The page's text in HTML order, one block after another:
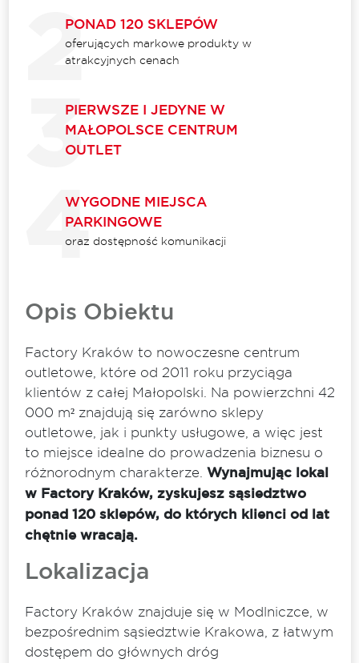
PONAD 120 SKLEPÓW
oferujących markowe produkty w
atrakcyjnych cenach
PIERWSZE I JEDYNE W
MAŁOPOLSCE CENTRUM
OUTLET
WYGODNE MIEJSCA
PARKINGOWE
oraz dostępność komunikacji
Opis Obiektu
Factory Kraków to nowoczesne centrum
outletowe, które od 2011 roku przyciąga
klientów z całej Małopolski. Na powierzchni 42
000 m² znajdują się zarówno sklepy
outletowe, jak i punkty usługowe, a więc jest
to miejsce idealne do prowadzenia biznesu o
różnorodnym charakterze. Wynajmując lokal
w Factory Kraków, zyskujesz sąsiedztwo
ponad 120 sklepów, do których klienci od lat
chętnie wracają.
Lokalizacja
Factory Kraków znajduje się w Modlniczce, w
bezpośrednim sąsiedztwie Krakowa, z łatwym
dostępem do głównych dróg